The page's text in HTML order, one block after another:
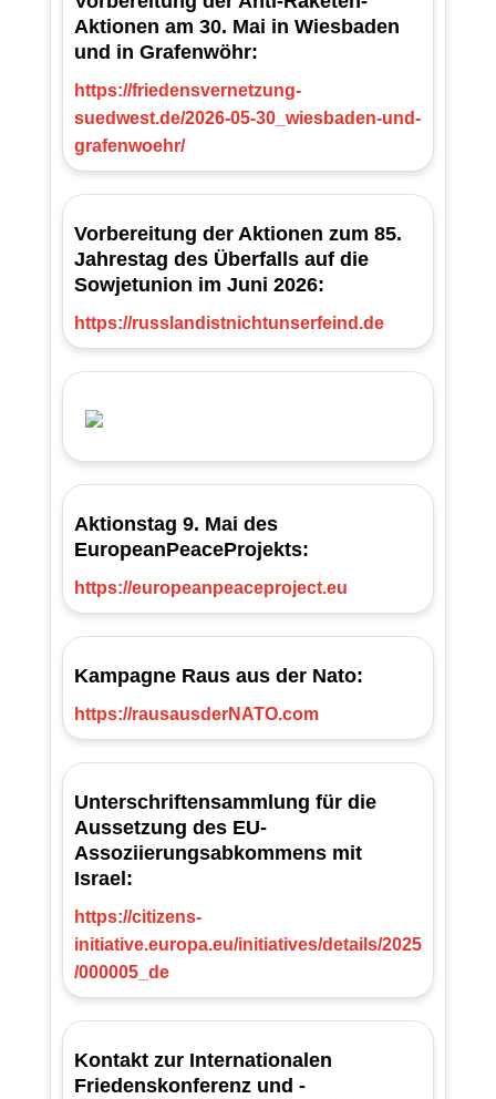
Aktionen am 30. Mai in Wiesbaden
und in Grafenwöhr:
https://friedensvernetzung-
suedwest.de/2026-05-30_wiesbaden-und-
grafenwoehr/
Vorbereitung der Aktionen zum 85.
Jahrestag des Überfalls auf die
Sowjetunion im Juni 2026:
https://russlandistnichtunserfeind.de
Aktionstag 9. Mai des
EuropeanPeaceProjekts:
https://europeanpeaceproject.eu
Kampagne Raus aus der Nato:
https://rausausderNATO.com
Unterschriftensammlung für die
Aussetzung des EU-
Assoziierungsabkommens mit
Israel:
https://citizens-
initiative.europa.eu/initiatives/details/2025
/000005_de
Kontakt zur Internationalen
Friedenskonferenz und -